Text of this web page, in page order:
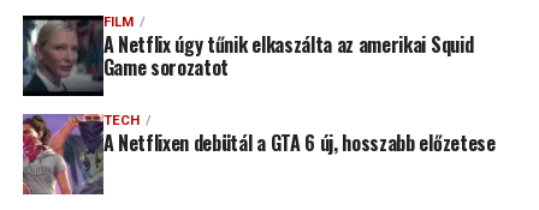
FILM
A Netflix úgy tűnik elkaszálta az amerikai Squid
Game sorozatot
TECH
A Netflixen debütál a GTA 6 új, hosszabb előzetese